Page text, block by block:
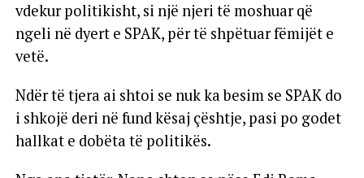
vdekur politikisht, si një njeri të moshuar që
ngeli në dyert e SPAK, për të shpëtuar fëmijët e
vetë.
Ndër të tjera ai shtoi se nuk ka besim se SPAK do
i shkojë deri në fund kësaj çështje, pasi po godet
hallkat e dobëta të politikës.